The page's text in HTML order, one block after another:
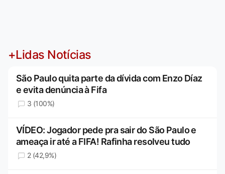
+Lidas Notícias
São Paulo quita parte da dívida com Enzo Díaz
e evita denúncia à Fifa
3 (100%)
VÍDEO: Jogador pede pra sair do São Paulo e
ameaça ir até a FIFA! Rafinha resolveu tudo
2 (42,9%)